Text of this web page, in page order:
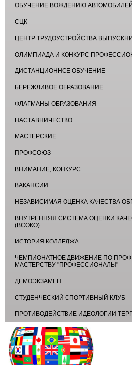
ОБУЧЕНИЕ ВОЖДЕНИЮ АВТОМОБИЛЕЙ
СЦК
ЦЕНТР ТРУДОУСТРОЙСТВА
ОЛИМПИАДА И КОНКУРС
ДИСТАНЦИОННОЕ ОБУЧЕНИЕ
БЕРЕЖЛИВОЕ ОБРАЗОВАНИЕ
ФЛАГМАНЫ ОБРАЗОВАНИЯ
НАСТАВНИЧЕСТВО
МАСТЕРСКИЕ
ПРОФСОЮЗ
ВНИМАНИЕ, КОНКУРС
ВАКАНСИИ
НЕЗАВИСИМАЯ ОЦЕНКА КАЧЕСТВА
ВНУТРЕННЯЯ СИСТЕМА ОЦЕНКИ
(ВСОКО)
ИСТОРИЯ КОЛЛЕДЖА
ЧЕМПИОНАТНОЕ ДВИЖЕНИЕ ПО
МАСТЕРСТВУ "ПРОФЕССИОНАЛЫ"
ДЕМОЭКЗАМЕН
СТУДЕНЧЕСКИЙ СПОРТИВНЫЙ КЛУБ
ПРОТИВОДЕЙСТВИЕ ИДЕОЛОГИИ